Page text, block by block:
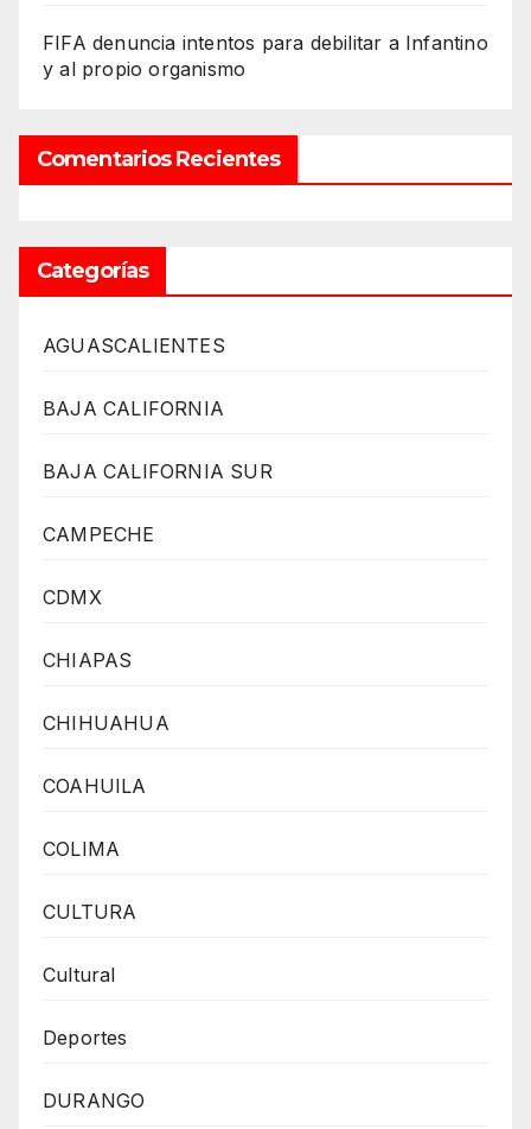
FIFA denuncia intentos para debilitar a Infantino
y al propio organismo
Comentarios Recientes
Categorías
AGUASCALIENTES
BAJA CALIFORNIA
BAJA CALIFORNIA SUR
CAMPECHE
CDMX
CHIAPAS
CHIHUAHUA
COAHUILA
COLIMA
CULTURA
Cultural
Deportes
DURANGO